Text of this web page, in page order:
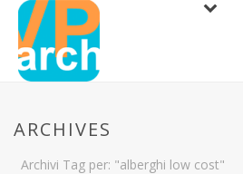
ARCHIVES
Archivi Tag per: "alberghi low cost"